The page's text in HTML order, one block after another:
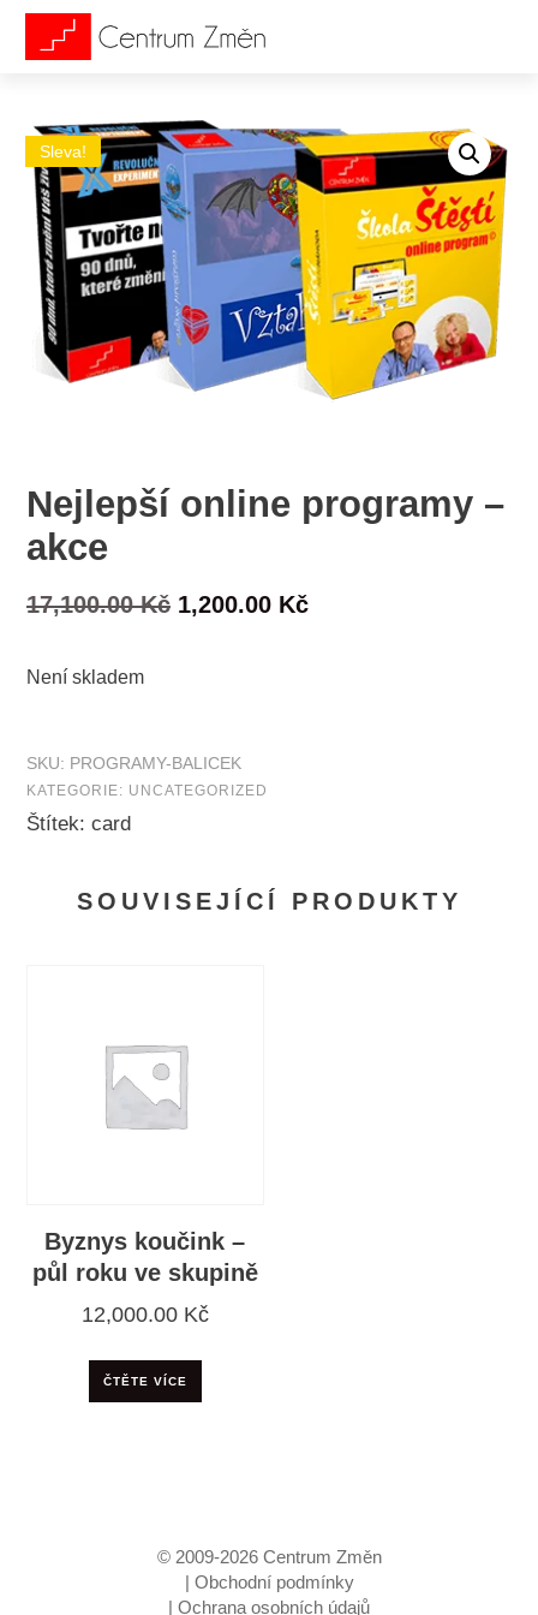
Sleva!
Nejlepší online programy –
akce
17,100.00Kč Původní
1,200.00 KčAktuální
Není skladem
SKU: PROGRAMY-BALICEK
KATEGORIE: UNCATEGORIZED
Štítek: card
SOUVISEJÍCÍ PRODUKTY
Byznys koučink –
půl roku ve skupině
12,000.00 Kč
ČTĚTE VÍCE
© 2009-2026 Centrum Změn
| Obchodní podmínky
| Ochrana osobních údajů